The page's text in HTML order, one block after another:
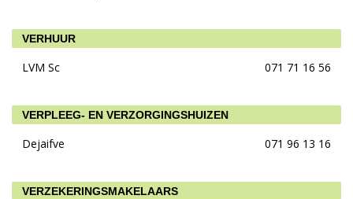
VERHUUR
LVM Sc 071 71 16 56
VERPLEEG- EN VERZORGINGSHUIZEN
Dejaifve 071 96 13 16
VERZEKERINGSMAKELAARS